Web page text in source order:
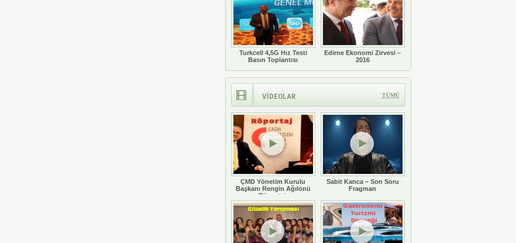
Turkcell 4,5G Hız Testi
Basın Toplantısı
Edirne Ekonomi Zirvesi –
2016
VİDEOLAR TÜMÜ
ÇMD Yönetim Kurulu
Başkanı Rengin Ağılönü
Röportajı
Sabit Kanca – Son Soru
Fragman